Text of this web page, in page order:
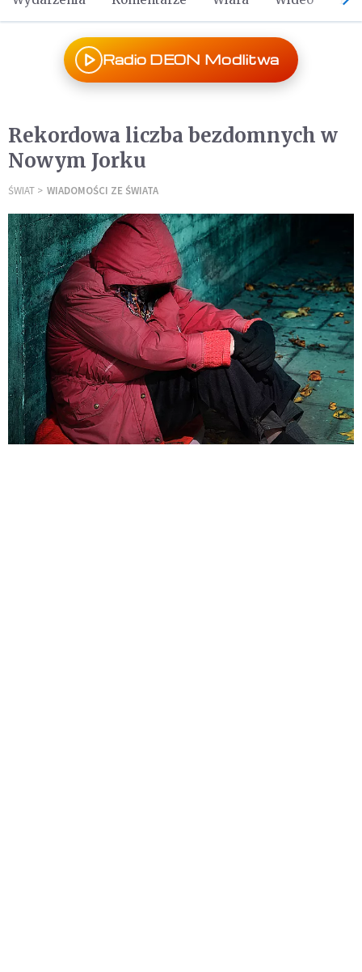
Radio DEON Modlitwa
Rekordowa liczba bezdomnych w
Nowym Jorku
ŚWIAT WIADOMOŚCI ZE ŚWIATA